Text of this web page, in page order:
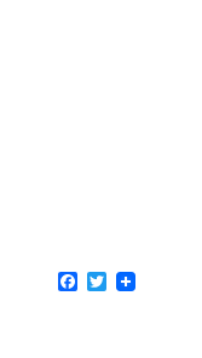
Facebook
Twitter